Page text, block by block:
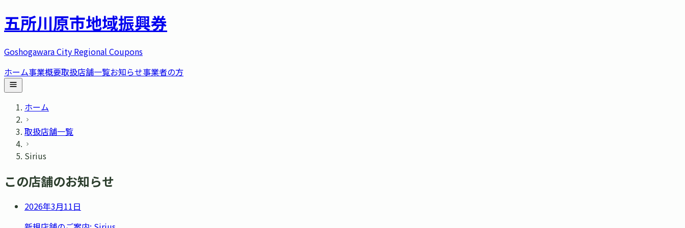
五所川原市地域振興券
Goshogawara City Regional Coupons
ホーム事業概要取扱店舗一覧お知らせ事業者の方
ホーム
取扱店舗一覧
Sirius
この店舗のお知らせ
2026年3月11日